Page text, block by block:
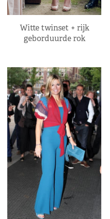
Witte twinset + rijk
geborduurde rok